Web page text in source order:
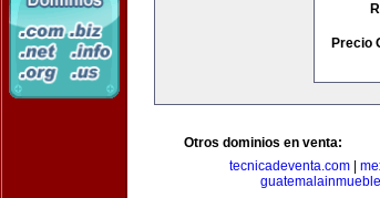
Precio
Otros dominios en venta:
tecnicadeventa.com